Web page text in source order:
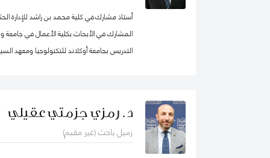
أستاذ مشارك في كلية محمد بن راشد للإدارة
المشارك في الأبحاث بكلية الأعمال في
التدريس بجامعة أوكلاند للتكنولوجيا ومعهد
د. رمزي جزمتي عقيلي
زميل باحث (غير مقيم)